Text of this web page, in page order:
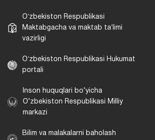
Oʻzbekiston Respublikasi
Maktabgacha va maktab taʼlimi
vazirligi
Oʻzbekiston Respublikasi Hukumat
portali
Inson huquqlari bo‘yicha
O‘zbekiston Respublikasi Milliy
markazi
Bilim va malakalarni baholash